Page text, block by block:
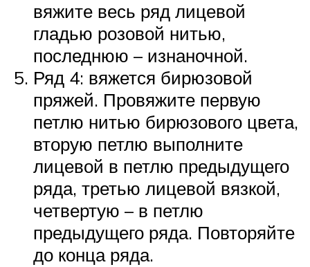
вяжите весь ряд лицевой
гладью розовой нитью,
последнюю – изнаночной.
Ряд 4: вяжется бирюзовой
пряжей. Провяжите первую
петлю нитью бирюзового цвета,
вторую петлю выполните
лицевой в петлю предыдущего
ряда, третью лицевой вязкой,
четвертую – в петлю
предыдущего ряда. Повторяйте
до конца ряда.